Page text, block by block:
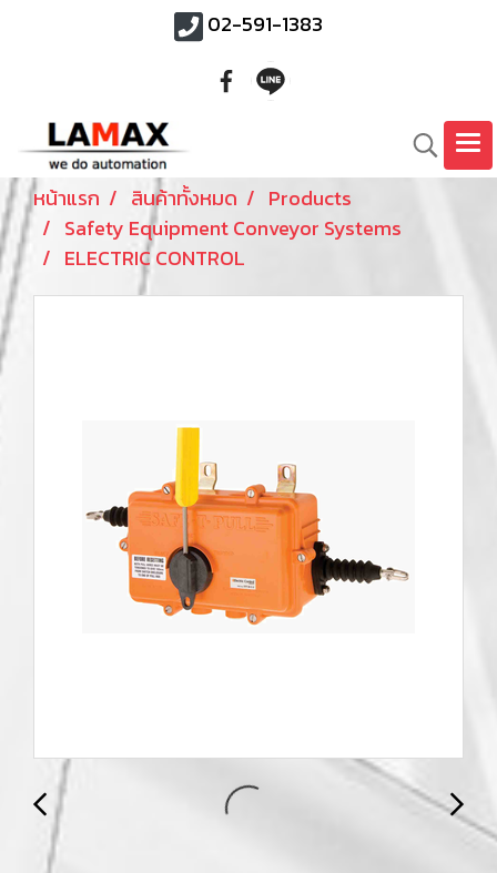
02-591-1383
หน้าแรก สินค้าทั้งหมด
Products
Safety Equipment Conveyor Systems
ELECTRIC CONTROL